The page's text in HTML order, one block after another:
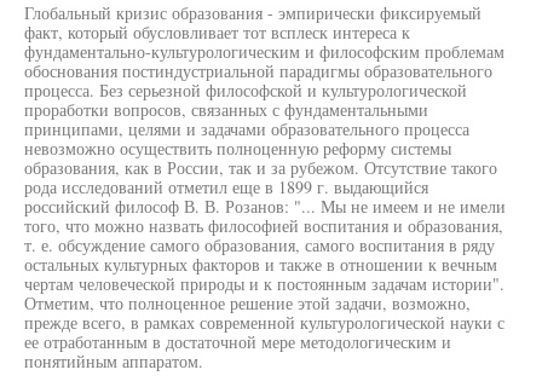
Глобальный кризис образования - эмпирически фиксируемый
факт, который обусловливает тот всплеск интереса к
фундаментально-культурологическим и философским проблемам
обоснования постиндустриальной парадигмы образовательного
процесса. Без серьезной философской и культурологической
проработки вопросов, связанных с фундаментальными
принципами, целями и задачами образовательного процесса
невозможно осуществить полноценную реформу системы
образования, как в России, так и за рубежом. Отсутствие такого
рода исследований отметил еще в 1899 г. выдающийся
российский философ В. В. Розанов: "... Мы не имеем и не имели
того, что можно назвать философией воспитания и образования,
т. е. обсуждение самого образования, самого воспитания в ряду
остальных культурных факторов и также в отношении к вечным
чертам человеческой природы и к постоянным задачам истории".
Отметим, что полноценное решение этой задачи, возможно,
прежде всего, в рамках современной культурологической науки с
ее отработанным в достаточной мере методологическим и
понятийным аппаратом.